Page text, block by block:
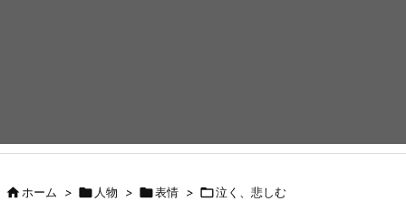
ホーム >  人物 > 表情 > 泣く、悲しむ